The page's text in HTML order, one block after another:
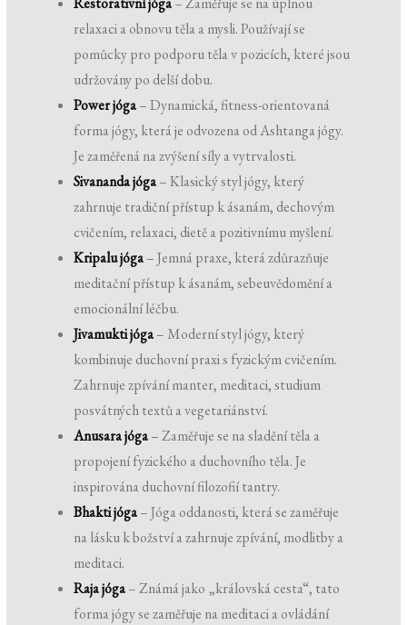
relaxaci a obnovu těla a mysli. Používají se
pomůcky pro podporu těla v pozicích, které jsou
udržovány po delší dobu.
Power jóga– Dynamická, fitness-orientovaná
forma jógy, která je odvozena od Ashtanga jógy.
Je zaměřená na zvýšení síly a vytrvalosti.
Sivananda jóga– Klasický styl jógy, který
zahrnuje tradiční přístup k ásanám, dechovým
cvičením, relaxaci, dietě a pozitivnímu myšlení.
Kripalu jóga– Jemná praxe, která zdůrazňuje
meditační přístup k ásanám, sebeuvědomění a
emocionální léčbu.
Jivamukti jóga– Moderní styl jógy, který
kombinuje duchovní praxi s fyzickým cvičením.
Zahrnuje zpívání manter, meditaci, studium
posvátných textů a vegetariánství.
Anusara jóga– Zaměřuje se na sladění těla a
propojení fyzického a duchovního těla. Je
inspirována duchovní filozofií tantry.
Bhakti jóga– Jóga oddanosti, která se zaměřuje
na lásku k božství a zahrnuje zpívání, modlitby a
meditaci.
Raja jóga– Známá jako „královská cesta“, tato
forma jógy se zaměřuje na meditaci a ovládání